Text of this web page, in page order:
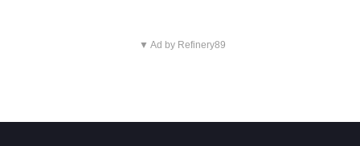
▼ Ad by Refinery89